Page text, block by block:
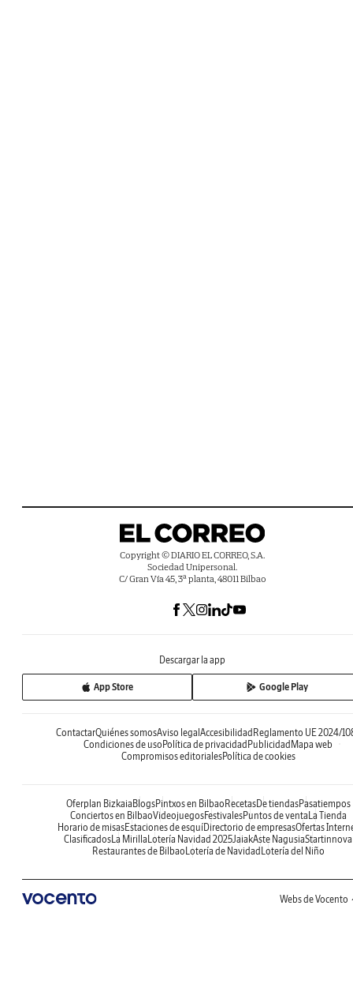
Copyright © DIARIO EL CORREO, S.A.
Sociedad Unipersonal.
C/ Gran Vía 45, 3ª planta, 48011 Bilbao
Descargar la app
App Store Google Play
ContactarQuiénes somosAviso legal Accesibilidad Reglamento UE 2024/
Condiciones de uso Política de privacidad Publicidad Mapa web
Compromisos editorialesPolítica de cookies
Oferplan Bizkaia BlogsPintxos en Bilbao RecetasDe tiendasPasatiempos
Conciertos en BilbaoVideojuegosFestivalesPuntos de venta La Tienda
Horario de misasEstaciones de esquíDirectorio de empresasOfertas
Clasificados La Mirilla Lotería Navidad 2025JaiakAste NagusiaStartinnova
Restaurantes de Bilbao Lotería de Navidad Lotería del Niño
Webs de Vocento